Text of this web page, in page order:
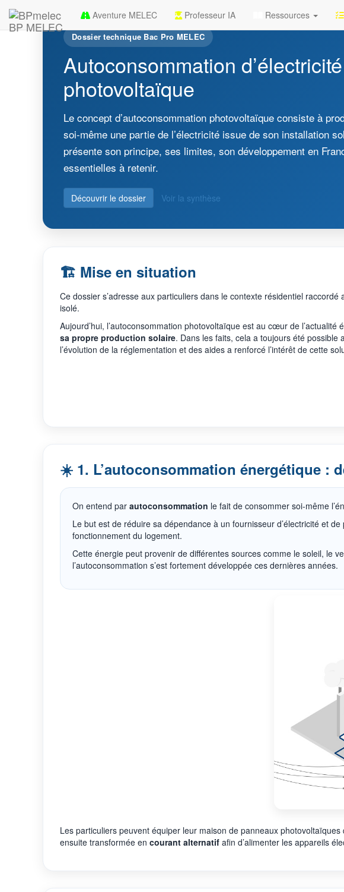
BP MELEC
Aventure MELEC Professeur IA Ressources
Dossier technique Bac Pro MELEC
Autoconsommation d’électricité
photovoltaïque
Le concept d’autoconsommation photovoltaïque consiste à
soi-même une partie de l’électricité issue de son installation
présente son principe, ses limites, son développement en
essentielles à retenir.
Découvrir le dossier Voir la synthèse
🏗️ Mise en situation
Ce dossier s’adresse aux particuliers dans le contexte résidentiel
isolé.
Aujourd’hui, l’autoconsommation photovoltaïque est au cœur de l’actualité
sa propre production solaire. Dans les faits, cela a toujours été
l’évolution de la réglementation et des aides a renforcé l’intérêt de cette
☀️ 1. L’autoconsommation énergétique :
On entend par autoconsommation le fait de consommer soi-même
Le but est de réduire sa dépendance à un fournisseur d’électricité et
fonctionnement du logement.
Cette énergie peut provenir de différentes sources comme le soleil, le
l’autoconsommation s’est fortement développée ces dernières années.
Les particuliers peuvent équiper leur maison de panneaux
ensuite transformée en courant alternatif afin d’alimenter les appareils